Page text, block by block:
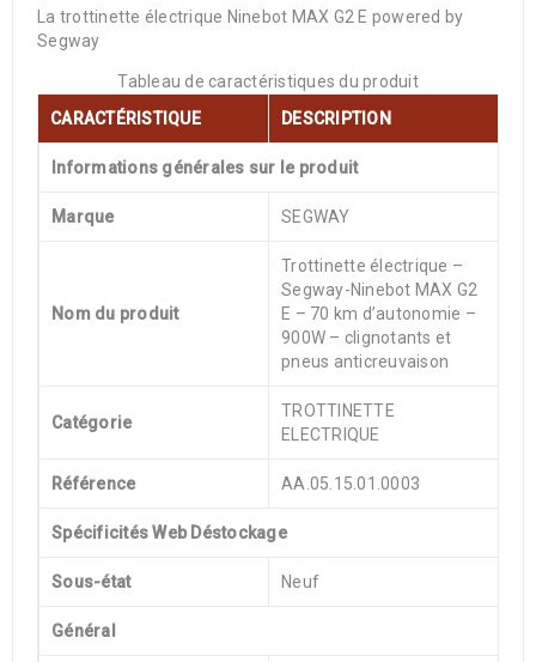
La trottinette électrique Ninebot MAX G2 E powered by
Segway
Tableau de caractéristiques du produit
CARACTÉRISTIQUE
DESCRIPTION
Informations générales sur le produit
Marque SEGWAY
Nom du produit
Trottinette électrique –
Segway-Ninebot MAX G2
E – 70 km d’autonomie –
900W – clignotants et
pneus anticreuvaison
Catégorie
TROTTINETTE
ELECTRIQUE
Référence AA.05.15.01.0003
Spécificités Web Déstockage
Sous-état Neuf
Général